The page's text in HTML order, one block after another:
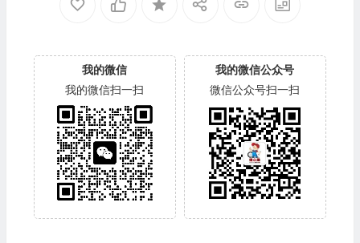
我的微信
我的微信扫一扫
我的微信公众号
微信公众号扫一扫